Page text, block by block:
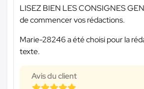
LISEZ BIEN LES CONSIGNES
de commencer vos rédactions.
Marie-28246 a été choisi pour la
texte.
Avis du client